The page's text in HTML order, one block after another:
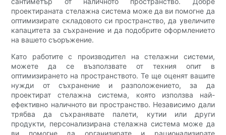
проектираната стелажна система може да ви помогне да
оптимизирате складовото си пространство, да увеличите
капацитета за съхранение и да подобрите оформлението
на вашето съоръжение.
Като работите с производител на стелажни системи,
можете да се възползвате от техния опит в
оптимизирането на пространството. Те ще оценят вашите
нужди от съхранение и разположението, за да
проектират стелажна система, която използва най-
ефективно наличното ви пространство. Независимо дали
трябва да съхранявате палети, кутии или други
продукти, персонализирана стелажна система може да